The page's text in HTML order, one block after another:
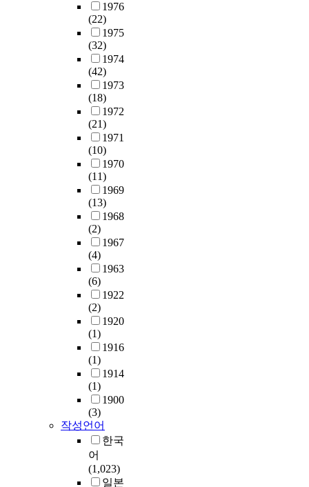
1976
(22)
1975
(32)
1974
(42)
1973
(18)
1972
(21)
1971
(10)
1970
(11)
1969
(13)
1968
(2)
1967
(4)
1963
(6)
1922
(2)
1920
(1)
1916
(1)
1914
(1)
1900
(3)
작성언어
한국
어
(1,023)
일본